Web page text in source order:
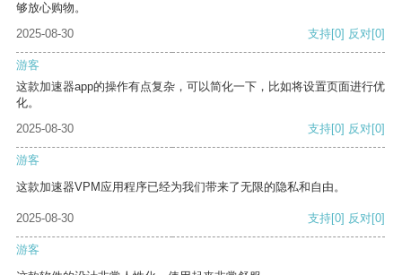
够放心购物。
2025-08-30
支持[0] 反对[0]
游客
这款加速器app的操作有点复杂，可以简化一下，比如将设置页面进行优
化。
2025-08-30
支持[0] 反对[0]
游客
这款加速器VPM应用程序已经为我们带来了无限的隐私和自由。
2025-08-30 支持[0] 反对[0]
游客